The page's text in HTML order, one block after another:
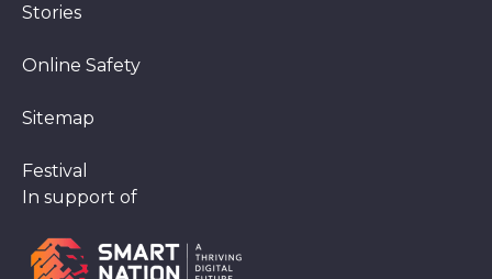
Stories
Online Safety
Sitemap
Festival
In support of